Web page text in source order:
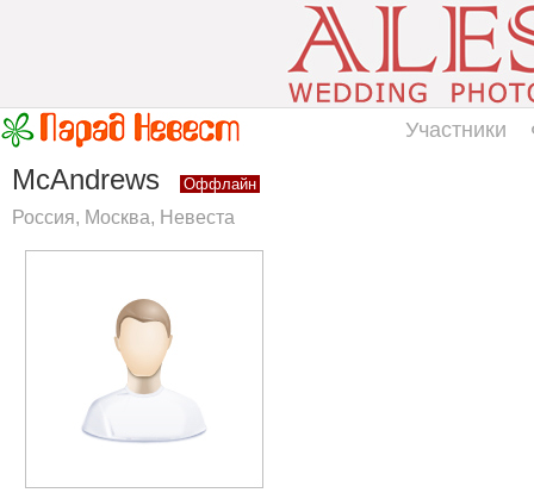
Участники
McAndrews Оффлайн
Россия, Москва, Невеста